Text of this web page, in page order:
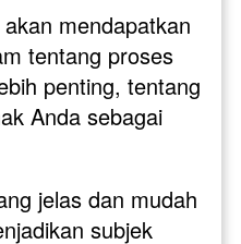
mendapatkan
tentang proses
penting, tentang
Anda sebagai
jelas dan mudah
subjek